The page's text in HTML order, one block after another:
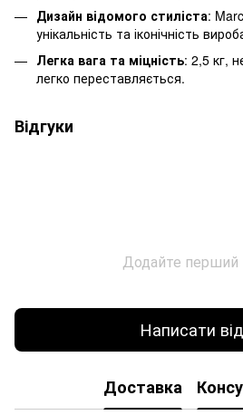
Дизайн відомого стиліста:
унікальність та іконічність
Легка вага та міцність: 2,5 кг,
легко переставляється.
Відгуки
Додайте перший
Написати
Доставка